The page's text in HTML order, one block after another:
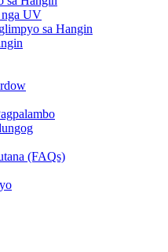
nga UV
sa Hangin
(FAQs)